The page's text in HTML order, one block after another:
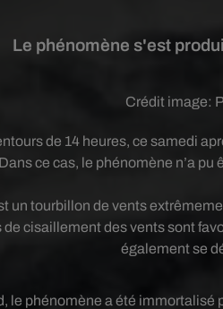
Le phénomène s'est
Crédit image:
de 14 heures, ce samedi
ce cas, le phénomène n’a
un tourbillon de vents
cisaillement des vents sont
également se
le phénomène a été